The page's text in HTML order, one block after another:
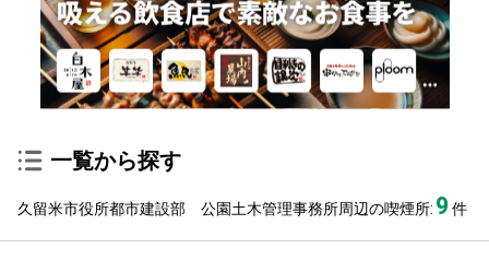
一覧から探す
久留米市役所都市建設部 公園土木管理事務所周辺の喫煙所: 9 件